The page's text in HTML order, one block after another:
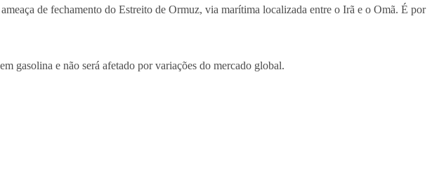
de fechamento do Estreito de Ormuz, via marítima localizada entre o Irã e o Omã. É por
gasolina e não será afetado por variações do mercado global.